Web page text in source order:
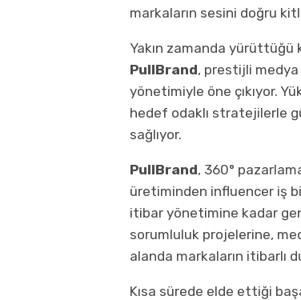
markaların sesini doğru
Yakın zamanda
PullBrand, prestijli
yönetimiyle öne çıkıyor.
hedef odaklı stratejilerle
sağlıyor.
PullBrand, 360°
üretiminden influencer iş
itibar yönetimine kadar
sorumluluk projelerine,
alanda markaların itibarlı
Kısa sürede elde ettiği